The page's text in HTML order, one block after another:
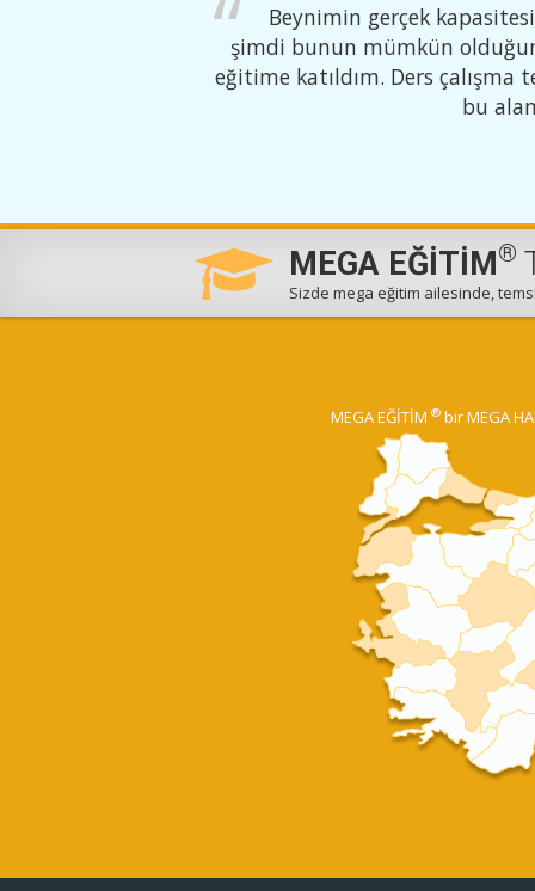
Beynimin gerçek
şimdi bunun mümkün
eğitime katıldım. Ders
bu
MEGA EĞİTİM®
Sizde mega eğitim ailesinde,
MEGA EĞİTİM ® bir MEGA